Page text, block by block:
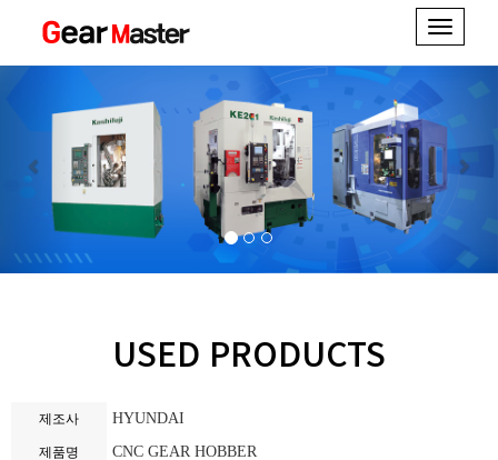
Toggle
기어치절 관련장비
&
일본 공작기계 전문
USED PRODUCTS
제조사 HYUNDAI
제품명 CNC GEAR HOBBER